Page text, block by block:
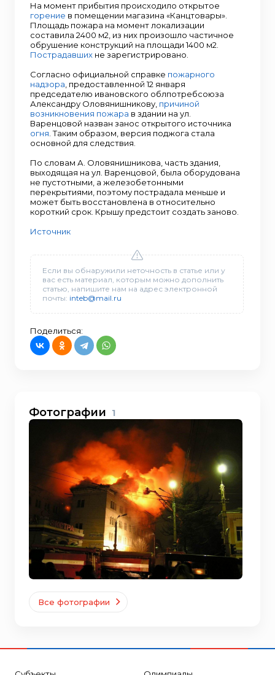
На момент прибытия происходило открытое
горение в помещении магазина «Канцтовары».
Площадь пожара на момент локализации
составила 2400 м2, из них произошло частичное
обрушение конструкций на площади 1400 м2.
Пострадавших не зарегистрировано.
Согласно официальной справке пожарного
надзора , предоставленной 12 января
председателю ивановского облпотребсоюза
Александру Оловянишникову, причиной
возникновения пожара в здании на ул.
Варенцовой назван занос открытого источника
огня . Таким образом, версия поджога стала
основной для следствия.
По словам А. Оловянишникова, часть здания,
выходящая на ул. Варенцовой, была оборудована
не пустотными, а железобетонными
перекрытиями, поэтому пострадала меньше и
может быть восстановлена в относительно
короткий срок. Крышу предстоит создать заново.
Источник
Если вы обнаружили неточность в статье или у
вас есть материал, которым можно дополнить
статью, напишите нам на адрес электронной
почты: inteb@mail.ru
Поделиться:
Фотографии 1
Все фотографии